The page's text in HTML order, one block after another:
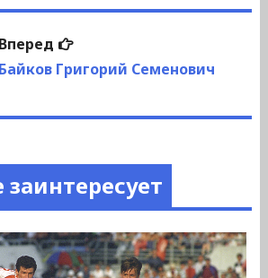
Вперед
Следующая
запись:
Байков Григорий Семенович